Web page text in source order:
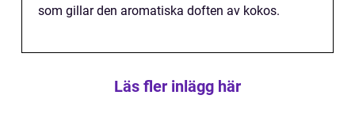
som gillar den aromatiska doften av kokos.
Läs fler inlägg här